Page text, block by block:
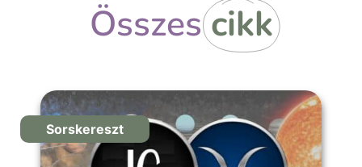
Összes cikk
Sorskereszt